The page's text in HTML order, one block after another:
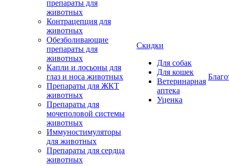
препараты для
животных
Контрацепция для
животных
Обезболивающие
препараты для
животных
Капли и лосьоны для
глаз и носа животных
Препараты для ЖКТ
животных
Препараты для
мочеполовой системы
животных
Иммуностимуляторы
для животных
Препараты для сердца
животных
Скидки
Для собак
Для кошек
Ветеринарная
аптека
Уценка